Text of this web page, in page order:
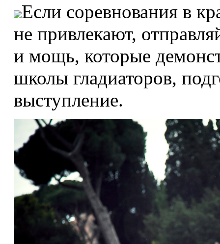
Если соревнования в
не привлекают,
и мощь, которые
школы гладиаторов,
выступление.